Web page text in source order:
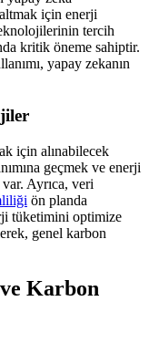
için enerji
tercih
kritik öneme sahiptir.
yapay zekanın
için alınabilecek
geçmek ve enerji
Ayrıca, veri
ön planda
tüketimini optimize
genel karbon
Karbon